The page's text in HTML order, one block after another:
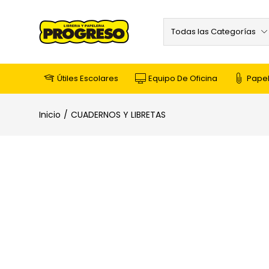
Todas las Categorías
Útiles Escolares Equipo De Oficina
Inicio CUADERNOS Y LIBRETAS